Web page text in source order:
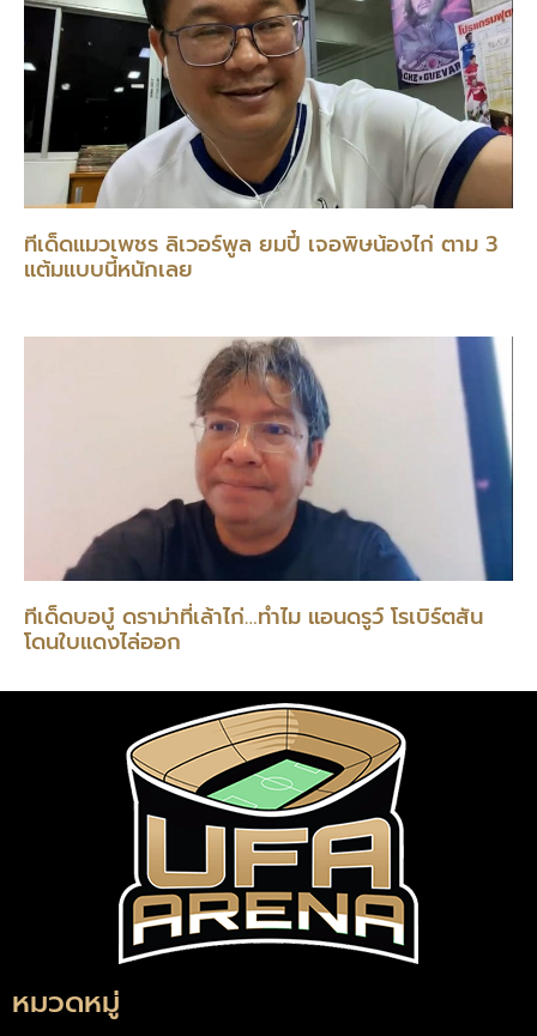
ทีเด็ดแมวเพชร ลิเวอร์พูล ยมปี๋ เจอพิษน้องไก่ ตาม 3
แต้มแบบนี้หนักเลย
ทีเด็ดบอบู๋ ดราม่าที่เล้าไก่…ทำไม แอนดรูว์ โรเบิร์ตสัน
โดนใบแดงไล่ออก
หมวดหมู่